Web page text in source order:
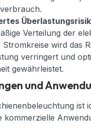
Verteilung der
Stromkreise wird das
verringert und
gewährleistet.
und
ist
kommerzielle